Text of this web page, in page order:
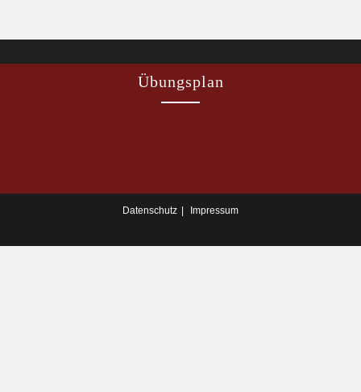
Übungsplan
Datenschutz Impressum